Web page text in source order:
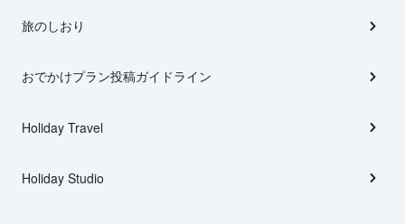
旅のしおり
おでかけプラン投稿ガイドライン
Holiday Travel
Holiday Studio